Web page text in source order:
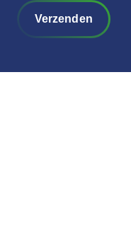
Verzenden